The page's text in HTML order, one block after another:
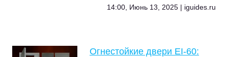
14:00, Июнь 13, 2025 | iguides.ru
Огнестойкие двери EI-60: